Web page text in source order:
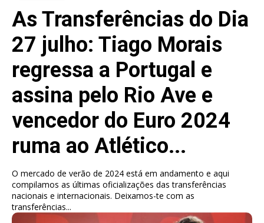
As Transferências do Dia
27 julho: Tiago Morais
regressa a Portugal e
assina pelo Rio Ave e
vencedor do Euro 2024
ruma ao Atlético...
O mercado de verão de 2024 está em andamento e aqui
compilamos as últimas oficializações das transferências
nacionais e internacionais. Deixamos-te com as
transferências...